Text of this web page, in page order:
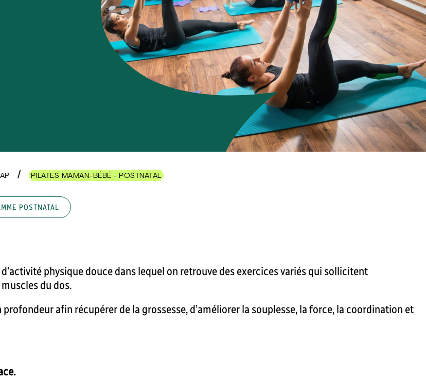
PILATES MAMAN-BÉBÉ - POSTNATAL
POSTNATAL
physique douce dans lequel on retrouve des exercices variés qui sollicitent
du dos.
afin récupérer de la grossesse, d’améliorer la souplesse, la force, la coordination et